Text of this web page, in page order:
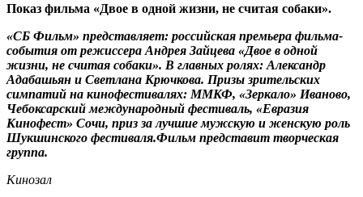
Показ фильма «Двое в одной жизни, не считая собаки».
«СБ Фильм» представляет: российская премьера фильма-
события от режиссера Андрея Зайцева «Двое в одной
жизни, не считая собаки». В главных ролях: Александр
Адабашьян и Светлана Крючкова. Призы зрительских
симпатий на кинофестивалях: ММКФ, «Зеркало» Иваново,
Чебоксарcкий международный фестиваль, «Евразия
Кинофест» Сочи, приз за лучшие мужскую и женскую роль
Шукшинского фестиваля.Фильм представит творческая
группа.
Кинозал